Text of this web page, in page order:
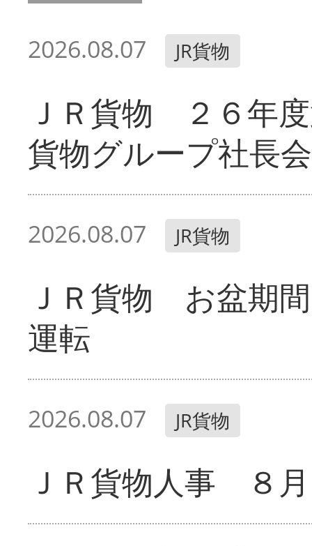
2026.08.07 JR貨物
ＪＲ貨物 ２６年
貨物グループ社長
2026.08.07 JR貨物
ＪＲ貨物 お盆期
運転
2026.08.07 JR貨物
ＪＲ貨物人事 ８